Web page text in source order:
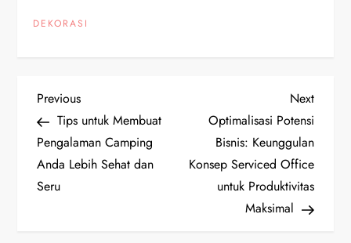
DEKORASI
P
o
s
Previous
Post
Previous
Tips untuk Membuat
Pengalaman Camping
Anda Lebih Sehat dan
Seru
Next
Post
Next
Optimalisasi Potensi
Bisnis: Keunggulan
Konsep Serviced Office
untuk Produktivitas
Maksimal